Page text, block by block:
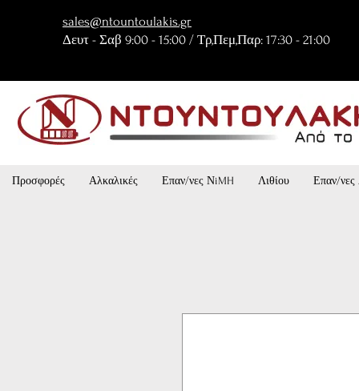
sales@ntountoulakis.gr
Δευτ - Σαβ 9:00 - 15:00 / Τρ,Πεμ,Παρ: 17:30 - 21:00
Προσφορές Αλκαλικές Επαν/νες ΝiMH Λιθίου Επαν/νες